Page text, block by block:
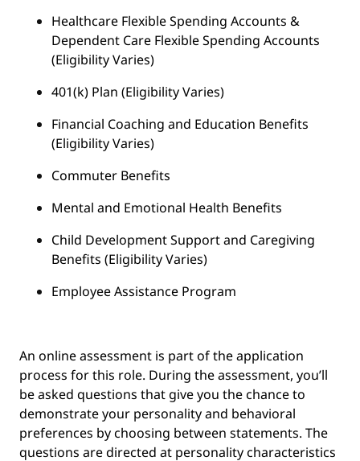
Healthcare Flexible Spending Accounts &
Dependent Care Flexible Spending Accounts
(Eligibility Varies)
401(k) Plan (Eligibility Varies)
Financial Coaching and Education Benefits
(Eligibility Varies)
Commuter Benefits
Mental and Emotional Health Benefits
Child Development Support and Caregiving
Benefits (Eligibility Varies)
Employee Assistance Program
An online assessment is part of the application
process for this role. During the assessment, you’ll
be asked questions that give you the chance to
demonstrate your personality and behavioral
preferences by choosing between statements. The
questions are directed at personality characteristics